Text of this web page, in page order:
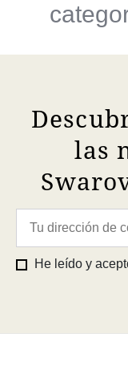
las
He leído y